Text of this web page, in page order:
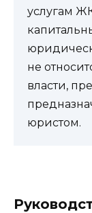
услугам
не
власти,
юристом.